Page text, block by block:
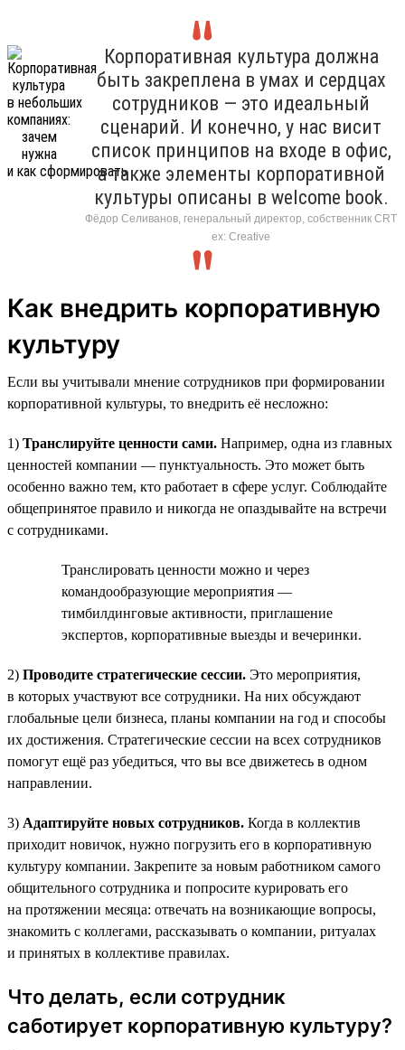
Корпоративная культура должна
быть закреплена в умах и сердцах
сотрудников — это идеальный
сценарий. И конечно, у нас висит
список принципов на входе в офис,
а также элементы корпоративной
культуры описаны в welcome book.
Фёдор Селиванов, генеральный директор, собственник CRT
ex: Creative
Как внедрить корпоративную
культуру
Если вы учитывали мнение сотрудников при формировании
корпоративной культуры, то внедрить её несложно:
1) Транслируйте ценности сами. Например, одна из главных
ценностей компании — пунктуальность. Это может быть
особенно важно тем, кто работает в сфере услуг. Соблюдайте
общепринятое правило и никогда не опаздывайте на встречи
с сотрудниками.
Транслировать ценности можно и через
командообразующие мероприятия —
тимбилдинговые активности, приглашение
экспертов, корпоративные выезды и вечеринки.
2) Проводите стратегические сессии. Это мероприятия,
в которых участвуют все сотрудники. На них обсуждают
глобальные цели бизнеса, планы компании на год и способы
их достижения. Стратегические сессии на всех сотрудников
помогут ещё раз убедиться, что вы все движетесь в одном
направлении.
3) Адаптируйте новых сотрудников. Когда в коллектив
приходит новичок, нужно погрузить его в корпоративную
культуру компании. Закрепите за новым работником самого
общительного сотрудника и попросите курировать его
на протяжении месяца: отвечать на возникающие вопросы,
знакомить с коллегами, рассказывать о компании, ритуалах
и принятых в коллективе правилах.
Что делать, если сотрудник
саботирует корпоративную культуру?